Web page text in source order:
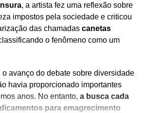
, a artista fez uma reflexão sobre
impostos pela sociedade e criticou
das chamadas canetas
o fenômeno como um
avanço do debate sobre diversidade
havia proporcionado importantes
anos. No entanto, a busca cada
para emagrecimento